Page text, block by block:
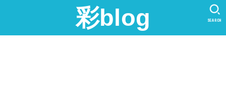
彩blog SEARCH